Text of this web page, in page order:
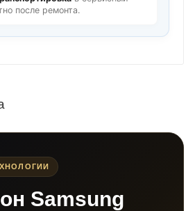
после ремонта.
Samsung